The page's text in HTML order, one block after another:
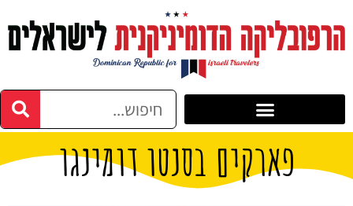
פארקים בסנטו דומינגו